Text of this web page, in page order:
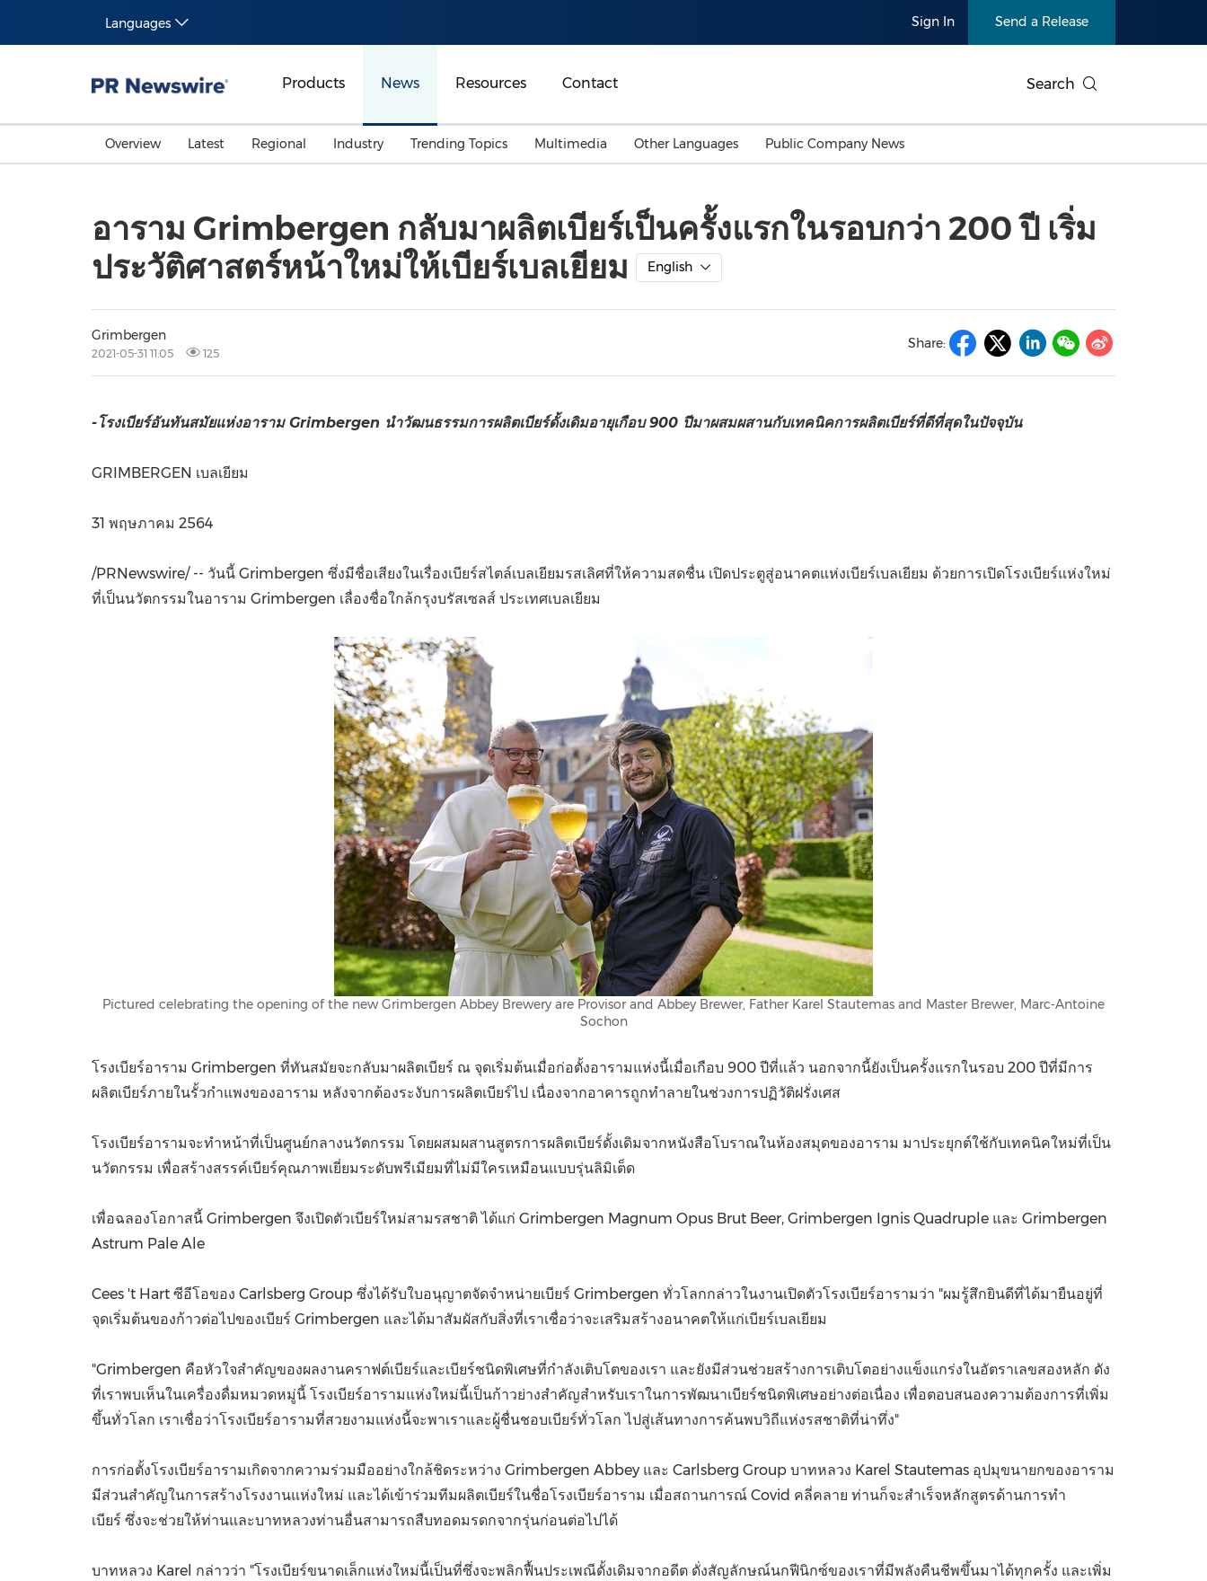
Languages Sign In Send a Release
Products News Resources Contact Search
Overview Latest Regional
Malaysia
Singapore
Australia
Industry
Energy
Entertainment & Media
General Business
Trending Topics
Investment & Financing Carbon Neutral
Governance (ESG)
Artificial Intelligence
China International Import Expo
Multimedia Other Languages Public Company News
อาราม Grimbergen กลับมาผลิตเบียร์เป็นครั้งแรกในรอบกว่า 200 ปี เริ่ม
ประวัติศาสตร์หน้าใหม่ให้เบียร์เบลเยียม
English
Grimbergen
2021-05-31 11:05 125
Share:
-โรงเบียร์อันทันสมัยแห่งอารามGrimbergen นำวัฒนธรรมการผลิตเบียร์ดั้งเดิมอายุเกือบ900 ปีมาผสมผสานกับเทคนิคการผลิตเบียร์ที่ดีที่สุดในปัจจุบัน
GRIMBERGEN เบลเยียม
31 พฤษภาคม 2564
/PRNewswire/ -- วันนี้ Grimbergen ซึ่งมีชื่อเสียงในเรื่องเบียร์สไตล์เบลเยียมรสเลิศที่ให้ความสดชื่น เปิดประตูสู่อนาคตแห่งเบียร์เบลเยียม ด้วยการเปิดโรงเบียร์แห่งใหม่
ที่เป็นนวัตกรรมในอาราม Grimbergen เลื่องชื่อใกล้กรุงบรัสเซลส์ ประเทศเบลเยียม
Pictured celebrating the opening of the new Grimbergen Abbey Brewery are Provisor and Abbey Brewer, Father Karel Stautemas and Master Brewer, Marc-Antoine
Sochon
โรงเบียร์อาราม Grimbergen ที่ทันสมัยจะกลับมาผลิตเบียร์ ณ จุดเริ่มต้นเมื่อก่อตั้งอารามแห่งนี้เมื่อเกือบ 900 ปีที่แล้ว นอกจากนี้ยังเป็นครั้งแรกในรอบ 200 ปีที่มีการ
ผลิตเบียร์ภายในรั้วกำแพงของอาราม หลังจากต้องระงับการผลิตเบียร์ไป เนื่องจากอาคารถูกทำลายในช่วงการปฏิวัติฝรั่งเศส
โรงเบียร์อารามจะทำหน้าที่เป็นศูนย์กลางนวัตกรรม โดยผสมผสานสูตรการผลิตเบียร์ดั้งเดิมจากหนังสือโบราณในห้องสมุดของอาราม มาประยุกต์ใช้กับเทคนิคใหม่ที่เป็น
นวัตกรรม เพื่อสร้างสรรค์เบียร์คุณภาพเยี่ยมระดับพรีเมียมที่ไม่มีใครเหมือนแบบรุ่นลิมิเต็ด
เพื่อฉลองโอกาสนี้ Grimbergen จึงเปิดตัวเบียร์ใหม่สามรสชาติ ได้แก่ Grimbergen Magnum Opus Brut Beer, Grimbergen Ignis Quadruple และ Grimbergen
Astrum Pale Ale
Cees 't Hart ซีอีโอของ Carlsberg Group ซึ่งได้รับใบอนุญาตจัดจำหน่ายเบียร์ Grimbergen ทั่วโลกกล่าวในงานเปิดตัวโรงเบียร์อารามว่า "ผมรู้สึกยินดีที่ได้มายืนอยู่ที่
จุดเริ่มต้นของก้าวต่อไปของเบียร์ Grimbergen และได้มาสัมผัสกับสิ่งที่เราเชื่อว่าจะเสริมสร้างอนาคตให้แก่เบียร์เบลเยียม
"Grimbergen คือหัวใจสำคัญของผลงานคราฟต์เบียร์และเบียร์ชนิดพิเศษที่กำลังเติบโตของเรา และยังมีส่วนช่วยสร้างการเติบโตอย่างแข็งแกร่งในอัตราเลขสองหลัก ดัง
ที่เราพบเห็นในเครื่องดื่มหมวดหมู่นี้ โรงเบียร์อารามแห่งใหม่นี้เป็นก้าวย่างสำคัญสำหรับเราในการพัฒนาเบียร์ชนิดพิเศษอย่างต่อเนื่อง เพื่อตอบสนองความต้องการที่เพิ่ม
ขึ้นทั่วโลก เราเชื่อว่าโรงเบียร์อารามที่สวยงามแห่งนี้จะพาเราและผู้ชื่นชอบเบียร์ทั่วโลก ไปสู่เส้นทางการค้นพบวิถีแห่งรสชาติที่น่าทึ่ง"
การก่อตั้งโรงเบียร์อารามเกิดจากความร่วมมืออย่างใกล้ชิดระหว่าง Grimbergen Abbey และ Carlsberg Group บาทหลวง Karel Stautemas อุปมุขนายกของอาราม
มีส่วนสำคัญในการสร้างโรงงานแห่งใหม่ และได้เข้าร่วมทีมผลิตเบียร์ในชื่อโรงเบียร์อาราม เมื่อสถานการณ์ Covid คลี่คลาย ท่านก็จะสำเร็จหลักสูตรด้านการทำ
เบียร์ ซึ่งจะช่วยให้ท่านและบาทหลวงท่านอื่นสามารถสืบทอดมรดกจากรุ่นก่อนต่อไปได้
บาทหลวง Karel กล่าวว่า "โรงเบียร์ขนาดเล็กแห่งใหม่นี้เป็นที่ซึ่งจะพลิกฟื้นประเพณีดั้งเดิมจากอดีต ดั่งสัญลักษณ์นกฟีนิกซ์ของเราที่มีพลังคืนชีพขึ้นมาได้ทุกครั้ง และเพิ่ม